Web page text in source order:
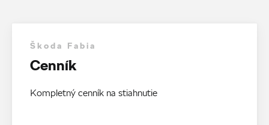
Škoda Fabia
Cenník
Kompletný cenník na stiahnutie